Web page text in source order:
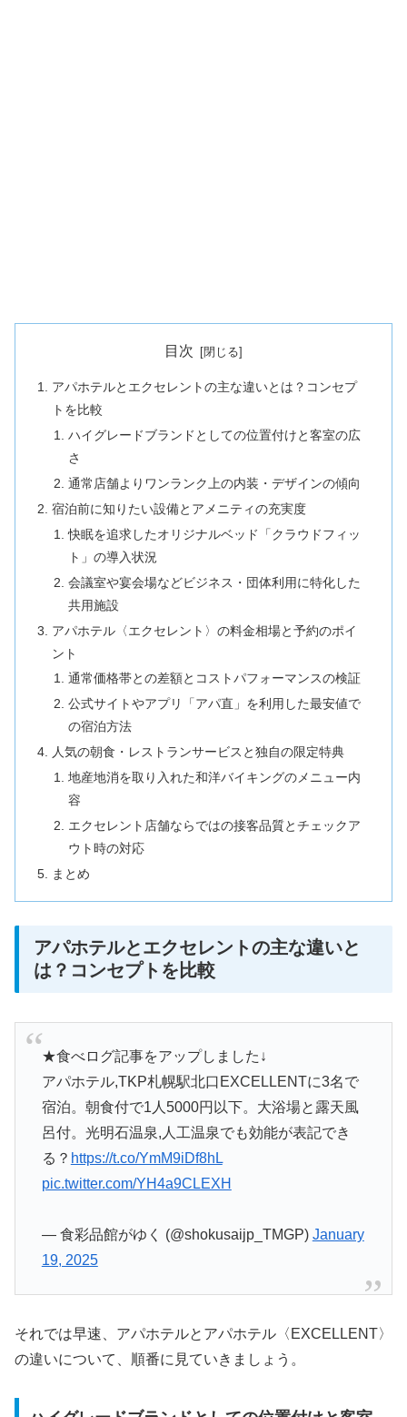
目次
アパホテルとエクセレントの主な違いとは？コンセプ
トを比較
ハイグレードブランドとしての位置付けと客室の広
さ
通常店舗よりワンランク上の内装・デザインの傾向
宿泊前に知りたい設備とアメニティの充実度
快眠を追求したオリジナルベッド「クラウドフィッ
ト」の導入状況
会議室や宴会場などビジネス・団体利用に特化した
共用施設
アパホテル〈エクセレント〉の料金相場と予約のポイ
ント
通常価格帯との差額とコストパフォーマンスの検証
公式サイトやアプリ「アパ直」を利用した最安値で
の宿泊方法
人気の朝食・レストランサービスと独自の限定特典
地産地消を取り入れた和洋バイキングのメニュー内
容
エクセレント店舗ならではの接客品質とチェックア
ウト時の対応
まとめ
アパホテルとエクセレントの主な違いと
は？コンセプトを比較
★食べログ記事をアップしました↓
アパホテル,TKP札幌駅北口EXCELLENTに3名で
宿泊。朝食付で1人5000円以下。大浴場と露天風
呂付。光明石温泉,人工温泉でも効能が表記でき
る？ https://t.co/YmM9iDf8hL
pic.twitter.com/YH4a9CLEXH
— 食彩品館がゆく (@shokusaijp_TMGP) January
19, 2025
それでは早速、アパホテルとアパホテル〈EXCELLENT〉
の違いについて、順番に見ていきましょう。